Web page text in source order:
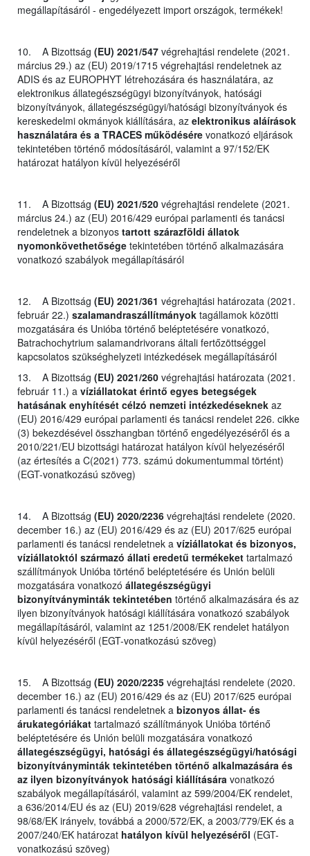
megállapításáról - engedélyezett import országok, termékek!
10. A Bizottság (EU) 2021/547 végrehajtási rendelete (2021.
március 29.) az (EU) 2019/1715 végrehajtási rendeletnek az
ADIS és az EUROPHYT létrehozására és használatára, az
elektronikus állategészségügyi bizonyítványok, hatósági
bizonyítványok, állategészségügyi/hatósági bizonyítványok és
kereskedelmi okmányok kiállítására, az elektronikus aláírások
használatára és a TRACES működésére vonatkozó eljárások
tekintetében történő módosításáról, valamint a 97/152/EK
határozat hatályon kívül helyezéséről
11. A Bizottság (EU) 2021/520 végrehajtási rendelete (2021.
március 24.) az (EU) 2016/429 európai parlamenti és tanácsi
rendeletnek a bizonyos tartott szárazföldi állatok
nyomonkövethetősége tekintetében történő alkalmazására
vonatkozó szabályok megállapításáról
12. A Bizottság (EU) 2021/361 végrehajtási határozata (2021.
február 22.) szalamandraszállítmányok tagállamok közötti
mozgatására és Unióba történő beléptetésére vonatkozó,
Batrachochytrium salamandrivorans általi fertőzöttséggel
kapcsolatos szükséghelyzeti intézkedések megállapításáról
13. A Bizottság (EU) 2021/260 végrehajtási határozata (2021.
február 11.) a víziállatokat érintő egyes betegségek
hatásának enyhítését célzó nemzeti intézkedéseknek az
(EU) 2016/429 európai parlamenti és tanácsi rendelet 226. cikke
(3) bekezdésével összhangban történő engedélyezéséről és a
2010/221/EU bizottsági határozat hatályon kívül helyezéséről
(az értesítés a C(2021) 773. számú dokumentummal történt)
(EGT-vonatkozású szöveg)
14. A Bizottság (EU) 2020/2236 végrehajtási rendelete (2020.
december 16.) az (EU) 2016/429 és az (EU) 2017/625 európai
parlamenti és tanácsi rendeletnek a víziállatokat és bizonyos,
víziállatoktól származó állati eredetű termékeket tartalmazó
szállítmányok Unióba történő beléptetésére és Unión belüli
mozgatására vonatkozó állategészségügyi
bizonyítványminták tekintetében történő alkalmazására és az
ilyen bizonyítványok hatósági kiállítására vonatkozó szabályok
megállapításáról, valamint az 1251/2008/EK rendelet hatályon
kívül helyezéséről (EGT-vonatkozású szöveg)
15. A Bizottság (EU) 2020/2235 végrehajtási rendelete (2020.
december 16.) az (EU) 2016/429 és az (EU) 2017/625 európai
parlamenti és tanácsi rendeletnek a bizonyos állat- és
árukategóriákat tartalmazó szállítmányok Unióba történő
beléptetésére és Unión belüli mozgatására vonatkozó
állategészségügyi, hatósági és állategészségügyi/hatósági
bizonyítványminták tekintetében történő alkalmazására és
az ilyen bizonyítványok hatósági kiállítására vonatkozó
szabályok megállapításáról, valamint az 599/2004/EK rendelet,
a 636/2014/EU és az (EU) 2019/628 végrehajtási rendelet, a
98/68/EK irányelv, továbbá a 2000/572/EK, a 2003/779/EK és a
2007/240/EK határozat hatályon kívül helyezéséről (EGT-
vonatkozású szöveg)